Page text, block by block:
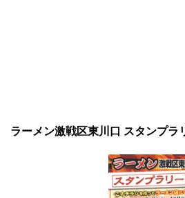
ラーメン激戦区東川口 スタンプラ